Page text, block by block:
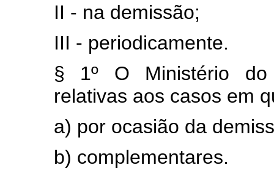
II - na demissão;
III - periodicamente.
§ 1º O Ministério do
relativas aos casos em
a) por ocasião da
b) complementares.